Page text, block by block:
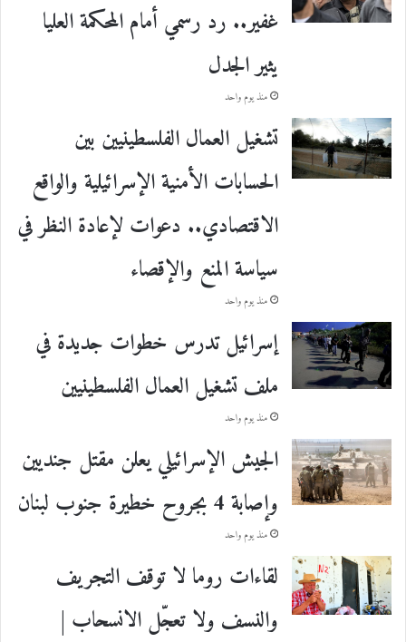
غفير.. رد رسمي أمام المحكمة العليا
يثير الجدل
منذ يوم واحد
تشغيل العمال الفلسطينيين بين
الحسابات الأمنية الإسرائيلية والواقع
الاقتصادي.. دعوات لإعادة النظر في
سياسة المنع والإقصاء
منذ يوم واحد
إسرائيل تدرس خطوات جديدة في
ملف تشغيل العمال الفلسطينيين
منذ يوم واحد
الجيش الإسرائيلي يعلن مقتل جنديين
وإصابة 4 بجروح خطيرة جنوب لبنان
منذ يوم واحد
لقاءات روما لا توقف التجريف
والنسف ولا تعجّل الانسحاب |